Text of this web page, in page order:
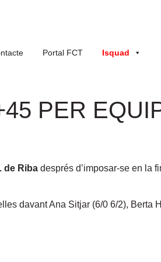
Portal FCT Isquad
PER
de Riba després d’imposar-se en la
davant Ana Sitjar (6/0 6/2), Berta